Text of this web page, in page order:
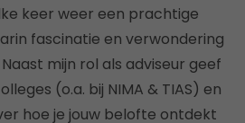
keer weer een prachtige
fascinatie en verwondering
mijn rol als adviseur geef
(o.a. bij NIMA & TIAS) en
hoe je jouw belofte ontdekt